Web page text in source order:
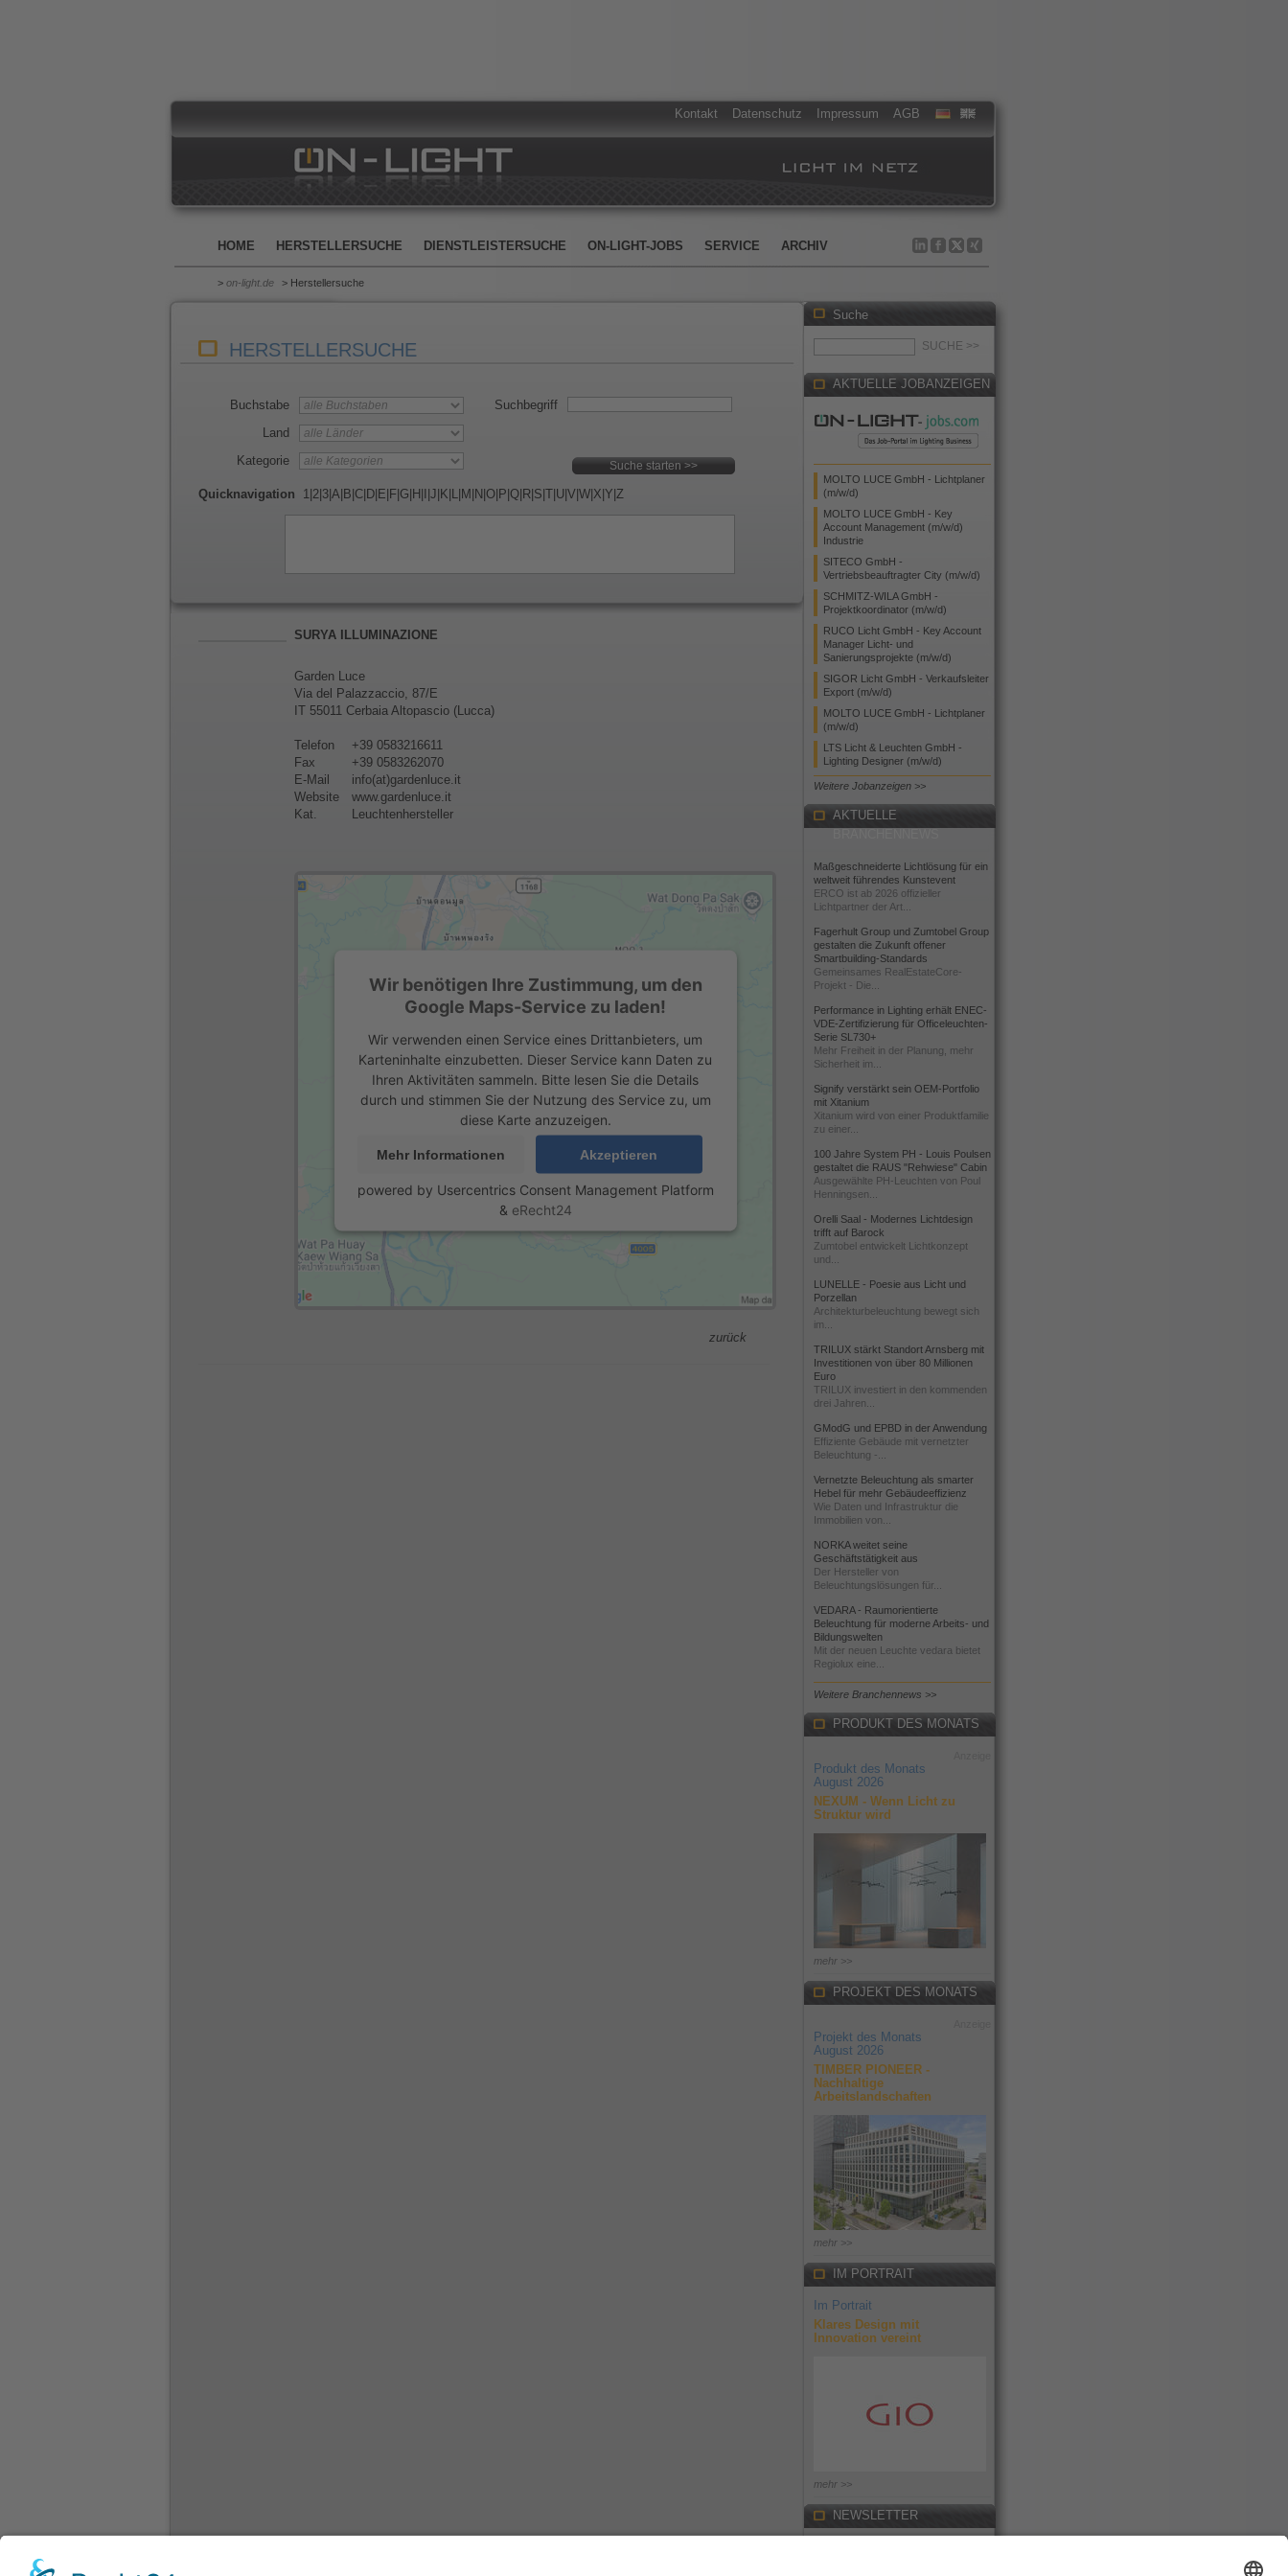
Kontakt Datenschutz Impressum AGB
HOME HERSTELLERSUCHE DIENSTLEISTERSUCHE ON-LIGHT-JOBS SERVICE ARCHIV
> on-light.de > Herstellersuche
HERSTELLERSUCHE
Buchstabe
Land
Kategorie
Suchbegriff
Quicknavigation 1 2 3 A B C D E F G H J K L M N O P Q R S T U V W X Y Z
SURYA ILLUMINAZIONE
Garden Luce
Via del Palazzaccio, 87/E
IT 55011 Cerbaia Altopascio (Lucca)
Telefon
+39 0583216611
Fax
+39 0583262070
E-Mail
info(at)gardenluce.it
Website
www.gardenluce.it
Kat.
Leuchtenhersteller
Wir benötigen Ihre Zustimmung, um den
Google Maps-Service zu laden!
Wir verwenden einen Service eines Drittanbieters, um
Karteninhalte einzubetten. Dieser Service kann Daten zu
Ihren Aktivitäten sammeln. Bitte lesen Sie die Details
durch und stimmen Sie der Nutzung des Service zu, um
diese Karte anzuzeigen.
Mehr Informationen Akzeptieren
powered by Usercentrics Consent Management Platform
& eRecht24
zurück
Suche
AKTUELLE JOBANZEIGEN
MOLTO LUCE GmbH - Lichtplaner
(m/w/d)
MOLTO LUCE GmbH - Key
Account Management (m/w/d)
Industrie
SITECO GmbH -
Vertriebsbeauftragter City (m/w/d)
SCHMITZ-WILA GmbH -
Projektkoordinator (m/w/d)
RUCO Licht GmbH - Key Account
Manager Licht- und
Sanierungsprojekte (m/w/d)
SIGOR Licht GmbH - Verkaufsleiter
Export (m/w/d)
MOLTO LUCE GmbH - Lichtplaner
(m/w/d)
LTS Licht & Leuchten GmbH -
Lighting Designer (m/w/d)
Weitere Jobanzeigen >>
AKTUELLE
Maßgeschneiderte Lichtlösung für ein
weltweit führendes Kunstevent
ERCO ist ab 2026 offizieller
Lichtpartner der Art...
Fagerhult Group und Zumtobel Group
gestalten die Zukunft offener
Smartbuilding-Standards
Gemeinsames RealEstateCore-
Projekt - Die...
Performance in Lighting erhält ENEC-
VDE-Zertifizierung für Officeleuchten-
Serie SL730+
Mehr Freiheit in der Planung, mehr
Sicherheit im...
Signify verstärkt sein OEM-Portfolio
mit Xitanium
Xitanium wird von einer Produktfamilie
zu einer...
100 Jahre System PH - Louis Poulsen
gestaltet die RAUS "Rehwiese" Cabin
Ausgewählte PH-Leuchten von Poul
Henningsen...
Orelli Saal - Modernes Lichtdesign
trifft auf Barock
Zumtobel entwickelt Lichtkonzept
und...
LUNELLE - Poesie aus Licht und
Porzellan
Architekturbeleuchtung bewegt sich
im...
TRILUX stärkt Standort Arnsberg mit
Investitionen von über 80 Millionen
Euro
TRILUX investiert in den kommenden
drei Jahren...
GModG und EPBD in der Anwendung
Effiziente Gebäude mit vernetzter
Beleuchtung -...
Vernetzte Beleuchtung als smarter
Hebel für mehr Gebäudeeffizienz
Wie Daten und Infrastruktur die
Immobilien von...
NORKA weitet seine
Geschäftstätigkeit aus
Der Hersteller von
Beleuchtungslösungen für...
VEDARA - Raumorientierte
Beleuchtung für moderne Arbeits- und
Bildungswelten
Mit der neuen Leuchte vedara bietet
Regiolux eine...
Weitere Branchennews >>
PRODUKT DES MONATS
Produkt des Monats
August 2026
NEXUM - Wenn Licht zu
Struktur wird
mehr >>
PROJEKT DES MONATS
Projekt des Monats
August 2026
TIMBER PIONEER -
Nachhaltige
Arbeitslandschaften
mehr >>
IM PORTRAIT
Im Portrait
Klares Design mit
Innovation vereint
mehr >>
NEWSLETTER